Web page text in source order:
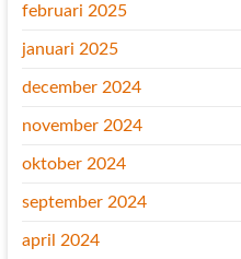
februari 2025
januari 2025
december 2024
november 2024
oktober 2024
september 2024
april 2024